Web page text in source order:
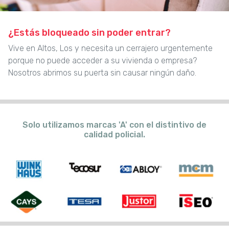
¿Estás bloqueado sin poder entrar?
Vive en Altos, Los y necesita un cerrajero urgentemente
porque no puede acceder a su vivienda o empresa?
Nosotros abrimos su puerta sin causar ningún daño.
Solo utilizamos marcas 'A' con el distintivo de
calidad policial.